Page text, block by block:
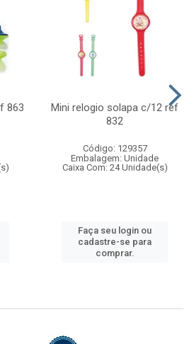
863
Mini relogio solapa c/12 ref
832
Código: 129357
Embalagem: Unidade
Caixa Com: 24 Unidade(s)
Faça seu login ou
cadastre-se para
comprar.